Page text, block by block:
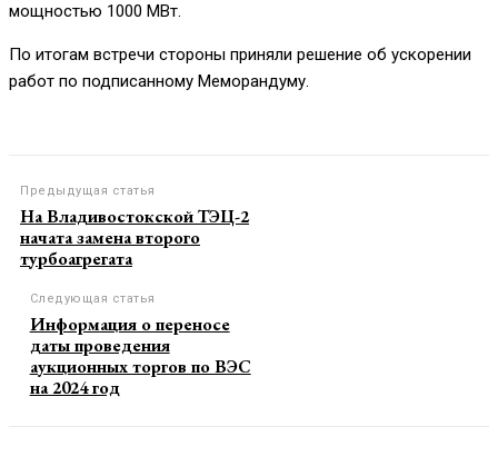
мощностью 1000 МВт.
По итогам встречи стороны приняли решение об ускорении
работ по подписанному Меморандуму.
Предыдущая статья
На Владивостокской ТЭЦ-2
начата замена второго
турбоагрегата
Следующая статья
Информация о переносе
даты проведения
аукционных торгов по ВЭС
на 2024 год